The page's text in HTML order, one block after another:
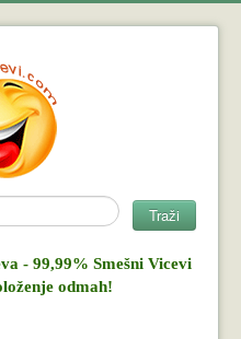
Traži
- 99,99% Smešni Vicevi
odmah!